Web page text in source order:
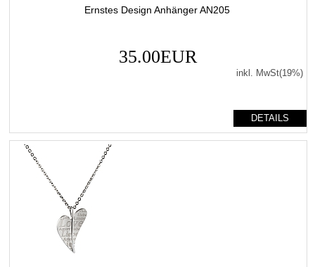
Ernstes Design Anhänger AN205
35.00EUR
inkl. MwSt(19%)
DETAILS